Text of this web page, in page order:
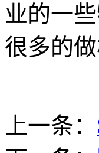
业的一
很多的
上一条：